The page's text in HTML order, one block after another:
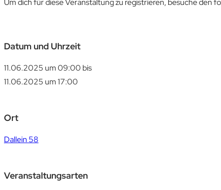
Um dich für diese Veranstaltung zu registrieren, besuche den
Datum und Uhrzeit
11.06.2025 um 09:00 bis
11.06.2025 um 17:00
Ort
Dallein 58
Veranstaltungsarten